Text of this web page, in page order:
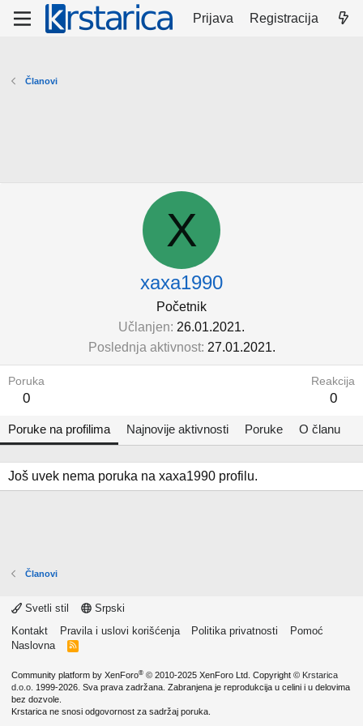
Prijava Registracija
Članovi
X
xaxa1990
Početnik
Učlanjen 26.01.2021.
Poslednja aktivnost 27.01.2021.
Poruka
0
Reakcija
0
Poruke na profilima Najnovije aktivnosti Poruke O članu
Još uvek nema poruka na xaxa1990 profilu.
Članovi
Svetli stil
Srpski
Kontakt
Pravila i uslovi korišćenja Politika privatnosti
Pomoć
Naslovna
R
Community platform by XenForo® © 2010-2025 XenForo Ltd. Copyright © Krstarica
d.o.o. 1999-2026. Sva prava zadržana. Zabranjena je reprodukcija u celini i u delovima
bez dozvole.
Krstarica ne snosi odgovornost za sadržaj poruka.